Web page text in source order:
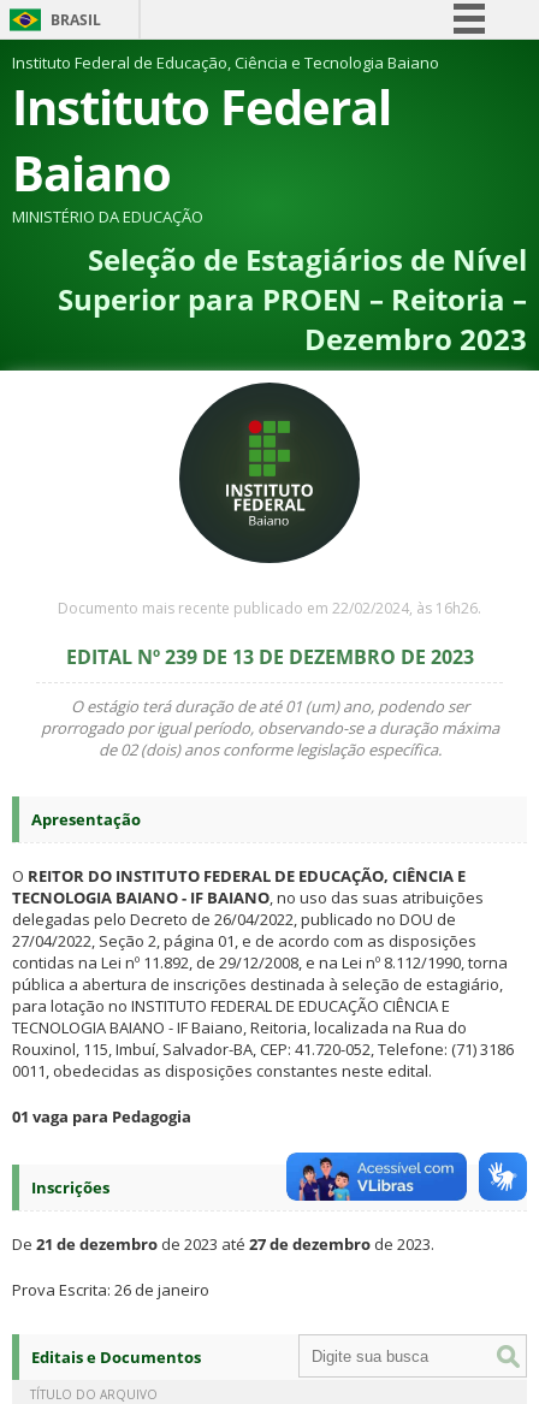
BRASIL
Simplifique!
Comunica BR
Canais
Instituto Federal de Educação, Ciência e Tecnologia Baiano
Instituto Federal
Baiano
MINISTÉRIO DA EDUCAÇÃO
Seleção de Estagiários de Nível
Superior para PROEN – Reitoria –
Dezembro 2023
Documento mais recente publicado em 22/02/2024, às 16h26.
EDITAL Nº 239 DE 13 DE DEZEMBRO DE 2023
O estágio terá duração de até 01 (um) ano, podendo ser
prorrogado por igual período, observando-se a duração máxima
de 02 (dois) anos conforme legislação específica.
Apresentação
O REITOR DO INSTITUTO FEDERAL DE EDUCAÇÃO, CIÊNCIA E
TECNOLOGIA BAIANO - IF BAIANO, no uso das suas atribuições
delegadas pelo Decreto de 26/04/2022, publicado no DOU de
27/04/2022, Seção 2, página 01, e de acordo com as disposições
contidas na Lei nº 11.892, de 29/12/2008, e na Lei nº 8.112/1990, torna
pública a abertura de inscrições destinada à seleção de estagiário,
para lotação no INSTITUTO FEDERAL DE EDUCAÇÃO CIÊNCIA E
TECNOLOGIA BAIANO - IF Baiano, Reitoria, localizada na Rua do
Rouxinol, 115, Imbuí, Salvador-BA, CEP: 41.720-052, Telefone: (71) 3186
0011, obedecidas as disposições constantes neste edital.
01 vaga para Pedagogia
Inscrições
De 21 de dezembro de 2023 até 27 de dezembro de 2023.
Prova Escrita: 26 de janeiro
Editais e Documentos
TÍTULO DO ARQUIVO